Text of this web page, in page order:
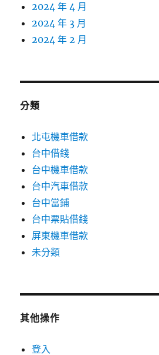
2024 年 4 月
2024 年 3 月
2024 年 2 月
分類
北屯機車借款
台中借錢
台中機車借款
台中汽車借款
台中當鋪
台中票貼借錢
屏東機車借款
未分類
其他操作
登入